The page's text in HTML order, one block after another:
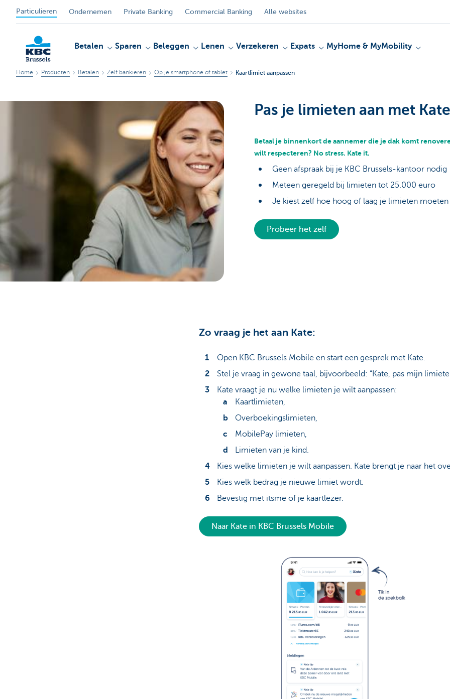
Particulieren Ondernemen Private Banking Commercial Banking Alle websites
KBC
Brussels
Betalen Sparen Beleggen Lenen Verzekeren Expats MyHome & MyMobility
Home Producten Betalen Zelf bankieren Op je smartphone of tablet Kaartlimiet aanpassen
Pas je limieten aan met Kate
Betaal je binnenkort de aannemer die je dak komt
wilt respecteren? No stress. Kate it.
Geen afspraak bij je KBC Brussels-kantoor nodig
Meteen geregeld bij limieten tot 25.000 euro
Je kiest zelf hoe hoog of laag je limieten
Probeer het zelf
Zo vraag je het aan Kate:
Open KBC Brussels Mobile en start een gesprek met Kate.
Stel je vraag in gewone taal, bijvoorbeeld: “Kate, pas mijn
Kate vraagt je nu welke limieten je wilt aanpassen:
Kaartlimieten,
Overboekingslimieten,
MobilePay limieten,
Limieten van je kind.
Kies welke limieten je wilt aanpassen. Kate brengt je naar het
Kies welk bedrag je nieuwe limiet wordt.
Bevestig met itsme of je kaartlezer.
Naar Kate in KBC Brussels Mobile